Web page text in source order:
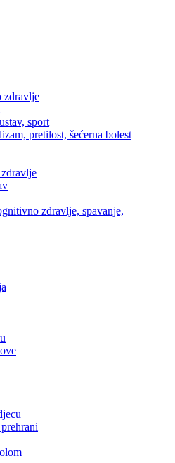
zdravlje
sport
pretilost, šećerna bolest
zdravlje, spavanje,